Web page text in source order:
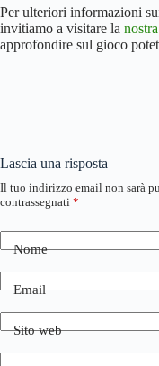
Per ulteriori informazioni
invitiamo a visitare la
approfondire sul gioco
Lascia una risposta
Il tuo indirizzo email non sarà
contrassegnati *
Nome
Email
Sito web